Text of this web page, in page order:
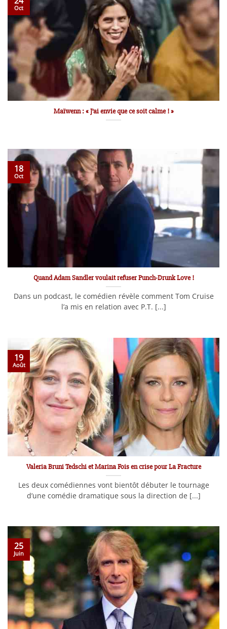
Maïwenn : « J’ai envie que ce soit calme ! »
Oct
Quand Adam Sandler voulait refuser Punch-Drunk Love !
Dans un podcast, le comédien révèle comment Tom Cruise
l’a mis en relation avec P.T. [...]
18
Oct
Valeria Bruni Tedschi et Marina Fois en crise pour La Fracture
Les deux comédiennes vont bientôt débuter le tournage
d’une comédie dramatique sous la direction de [...]
19
Août
25
Juin